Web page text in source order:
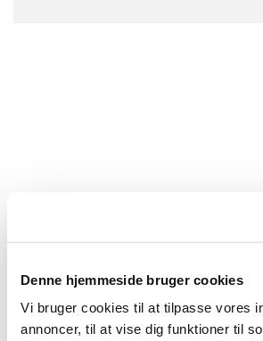
Denne hjemmeside bruger cookies
Vi bruger cookies til at tilpasse vores
annoncer, til at vise dig funktioner til